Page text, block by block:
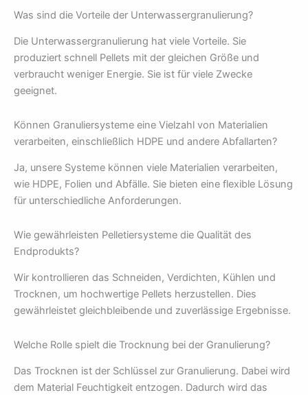
Was sind die Vorteile der Unterwassergranulierung?
Die Unterwassergranulierung hat viele Vorteile. Sie
produziert schnell Pellets mit der gleichen Größe und
verbraucht weniger Energie. Sie ist für viele Zwecke
geeignet.
Können Granuliersysteme eine Vielzahl von Materialien
verarbeiten, einschließlich HDPE und andere Abfallarten?
Ja, unsere Systeme können viele Materialien verarbeiten,
wie HDPE, Folien und Abfälle. Sie bieten eine flexible Lösung
für unterschiedliche Anforderungen.
Wie gewährleisten Pelletiersysteme die Qualität des
Endprodukts?
Wir kontrollieren das Schneiden, Verdichten, Kühlen und
Trocknen, um hochwertige Pellets herzustellen. Dies
gewährleistet gleichbleibende und zuverlässige Ergebnisse.
Welche Rolle spielt die Trocknung bei der Granulierung?
Das Trocknen ist der Schlüssel zur Granulierung. Dabei wird
dem Material Feuchtigkeit entzogen. Dadurch wird das